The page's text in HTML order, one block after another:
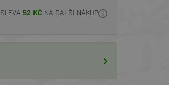
SLEVA 52 KČ NA DALŠÍ NÁKUP